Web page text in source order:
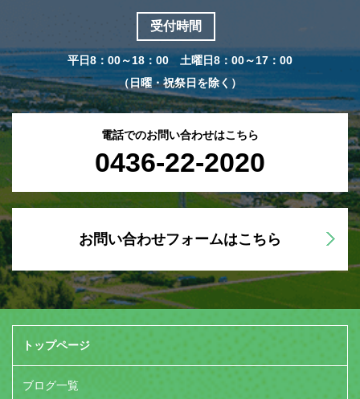
受付時間
平日8：00～18：00 土曜日8：00～17：00
（日曜・祝祭日を除く）
電話でのお問い合わせはこちら
0436-22-2020
お問い合わせフォームはこちら
トップページ
ブログ一覧